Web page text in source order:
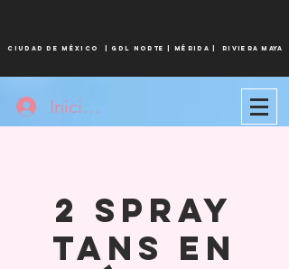
CIUDAD DE MÉXICO Gdl norte |MÉRIDA | Riviera maya
Iniciar sesión
2 Spray
Tans en